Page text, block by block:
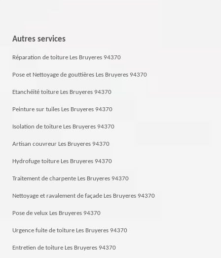
Autres services
Réparation de toiture Les Bruyeres 94370
Pose et Nettoyage de gouttières Les Bruyeres 94370
Etanchéité toiture Les Bruyeres 94370
Peinture sur tuiles Les Bruyeres 94370
Isolation de toiture Les Bruyeres 94370
Artisan couvreur Les Bruyeres 94370
Hydrofuge toiture Les Bruyeres 94370
Traitement de charpente Les Bruyeres 94370
Nettoyage et ravalement de façade Les Bruyeres 94370
Pose de velux Les Bruyeres 94370
Urgence fuite de toiture Les Bruyeres 94370
Entretien de toiture Les Bruyeres 94370